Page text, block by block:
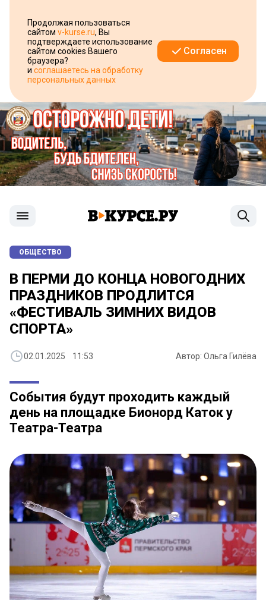
Продолжая пользоваться
сайтом v-kurse.ru, Вы
подтверждаете использование
сайтом cookies Вашего
браузера?
и соглашаетесь на обработку
персональных данных
Согласен
ОБЩЕСТВО
В ПЕРМИ ДО КОНЦА НОВОГОДНИХ
ПРАЗДНИКОВ ПРОДЛИТСЯ
«ФЕСТИВАЛЬ ЗИМНИХ ВИДОВ
СПОРТА»
02.01.2025 11:53 Автор: Ольга Гилёва
События будут проходить каждый
день на площадке Бионорд Каток у
Театра-Театра